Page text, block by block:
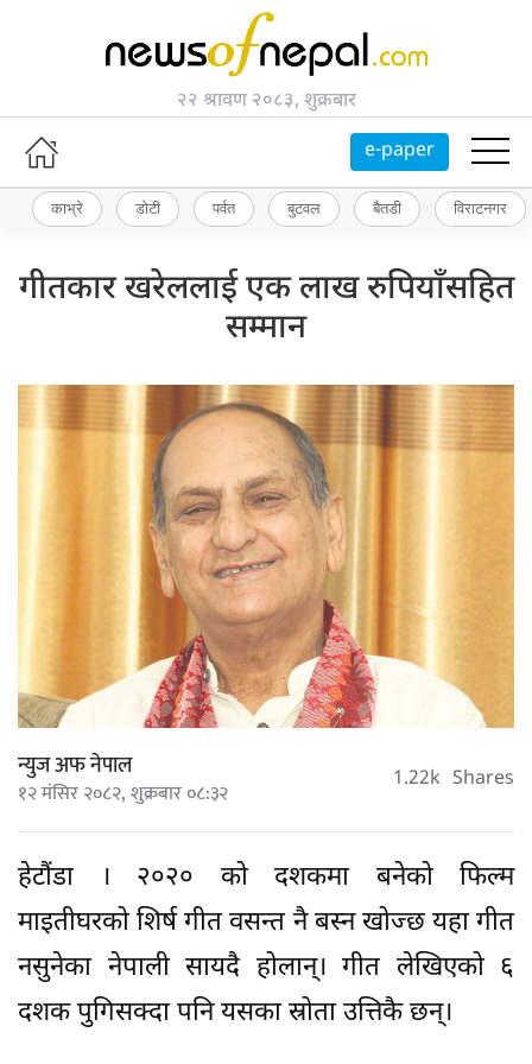
२२ श्रावण २०८३, शुक्रबार
e-paper
काभ्रे डोटी पर्वत बुटवल बैतडी विराटनगर
गीतकार खरेललाई एक लाख रुपियाँसहित
सम्मान
न्युज अफ नेपाल
१२ मंसिर २०८२, शुक्रबार ०८:३२ 1.22k Shares
हेटौंडा । २०२० को दशकमा बनेको फिल्म
माइतीघरको शिर्ष गीत वसन्त नै बस्न खोज्छ यहा गीत
नसुनेका नेपाली सायदै होलान्। गीत लेखिएको ६
दशक पुगिसक्दा पनि यसका स्रोता उत्तिकै छन्।